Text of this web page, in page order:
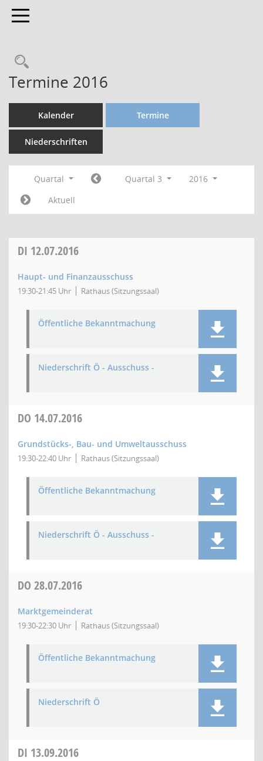
Toggle navigation
Termine 2016
Kalender Termine
Niederschriften
Quartal Quartal 3
2016
Aktuell
DI 12.07.2016
Haupt- und Finanzausschuss
19:30-21:45 Uhr Rathaus (Sitzungssaal)
Öffentliche Bekanntmachung
Niederschrift Ö - Ausschuss -
DO 14.07.2016
Grundstücks-, Bau- und Umweltausschuss
19:30-22:40 Uhr Rathaus (Sitzungssaal)
Öffentliche Bekanntmachung
Niederschrift Ö - Ausschuss -
DO 28.07.2016
Marktgemeinderat
19:30-22:30 Uhr Rathaus (Sitzungssaal)
Öffentliche Bekanntmachung
Niederschrift Ö
DI 13.09.2016